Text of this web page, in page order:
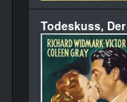
Todeskuss, Der